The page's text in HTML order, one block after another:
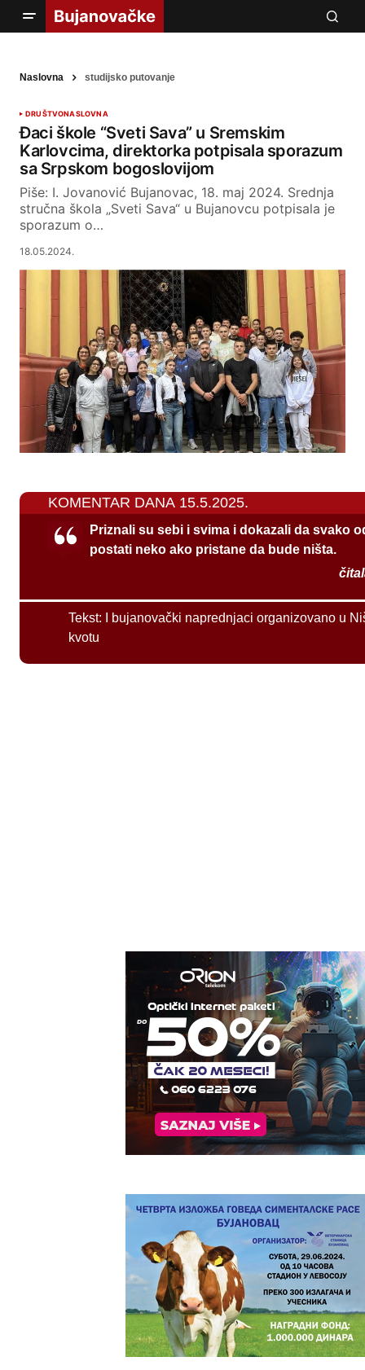
Naslovna studijsko putovanje
DRUŠTVONASLOVNA
Đaci škole “Sveti Sava” u Sremskim
Karlovcima, direktorka potpisala sporazum
sa Srpskom bogoslovijom
Piše: I. Jovanović Bujanovac, 18. maj 2024. Srednja
stručna škola „Sveti Sava“ u Bujanovcu potpisala je
sporazum o…
18.05.2024.
KOMENTAR DANA 15.5.2025.
Priznali su sebi i svima i dokazali da svako
postati neko ako pristane da bude ništa.
Tekst:
I bujanovački naprednjaci organizovano u
kvotu